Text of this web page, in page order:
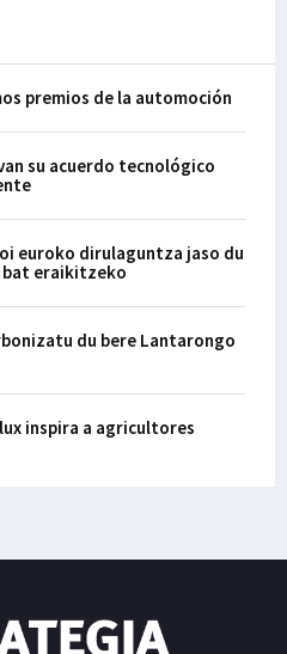
premios de la automoción
su acuerdo tecnológico
euroko dirulaguntza jaso du
bat eraikitzeko
du bere Lantarongo
inspira a agricultores